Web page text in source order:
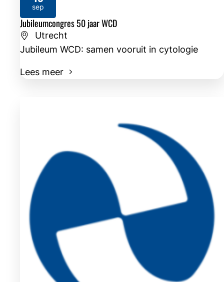
Jubileumcongres 50 jaar WCD
Utrecht
Jubileum WCD: samen vooruit in cytologie
Lees meer
sep
2026